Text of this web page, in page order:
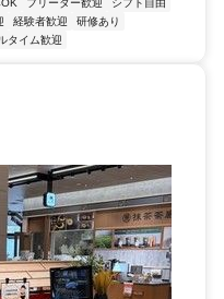
経験者歓迎
研修あり
タイム歓迎